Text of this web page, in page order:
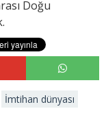
Doğu
İmtihan dünyası